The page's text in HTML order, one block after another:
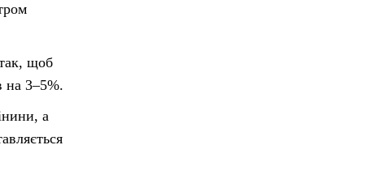
щоб
на 3–5%.
а